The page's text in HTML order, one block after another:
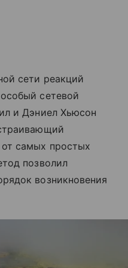
сети реакций
сетевой
и Дэниел Хьюсон
самых простых
позволил
возникновения